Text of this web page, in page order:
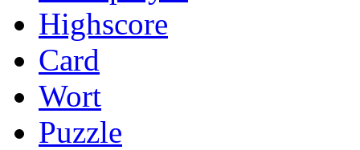
Highscore
Card
Wort
Puzzle